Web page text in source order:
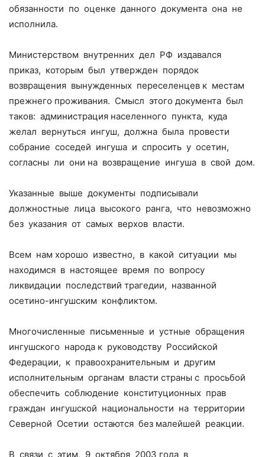
обязанности по оценке данного документа она не
исполнила.
Министерством внутренних дел РФ издавался
приказ, которым был утвержден порядок
возвращения вынужденных переселенцев к местам
прежнего проживания. Смысл этого документа был
таков: администрация населенного пункта, куда
желал вернуться ингуш, должна была провести
собрание соседей ингуша и спросить у осетин,
согласны ли они на возвращение ингуша в свой дом.
Указанные выше документы подписывали
должностные лица высокого ранга, что невозможно
без указания от самых верхов власти.
Всем нам хорошо известно, в какой ситуации мы
находимся в настоящее время по вопросу
ликвидации последствий трагедии, названной
осетино-ингушским конфликтом.
Многочисленные письменные и устные обращения
ингушского народа к руководству Российской
Федерации, к правоохранительным и другим
исполнительным органам власти страны с просьбой
обеспечить соблюдение конституционных прав
граждан ингушской национальности на территории
Северной Осетии остаются без малейшей реакции.
В связи с этим, 9 октября 2003 года в